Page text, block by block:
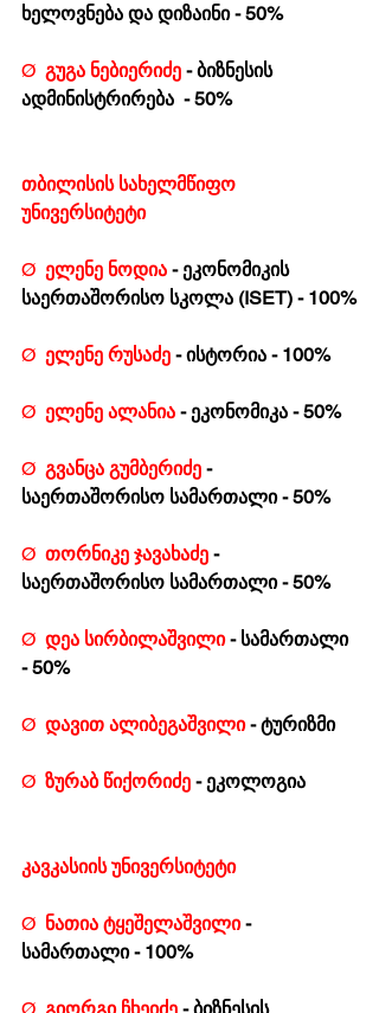
ხელოვნება და დიზაინი - 50%
Ø გუგა ნებიერიძე - ბიზნესის
ადმინისტრირება  - 50%
თბილისის სახელმწიფო
უნივერსიტეტი
Ø ელენე ნოდია - ეკონომიკის
საერთაშორისო სკოლა (ISET) - 100%
Ø ელენე რუსაძე - ისტორია - 100%
Ø ელენე ალანია - ეკონომიკა - 50%
Ø გვანცა გუმბერიძე -
საერთაშორისო სამართალი - 50%
Ø თორნიკე ჯავახაძე -
საერთაშორისო სამართალი - 50%
Ø დეა სირბილაშვილი - სამართალი
- 50%
Ø დავით ალიბეგაშვილი - ტურიზმი
Ø ზურაბ წიქორიძე - ეკოლოგია
კავკასიის უნივერსიტეტი
Ø ნათია ტყეშელაშვილი -
სამართალი - 100%